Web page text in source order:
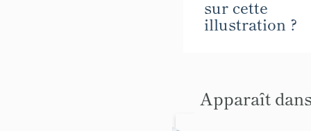
sur cette
illustration ?
Apparaît